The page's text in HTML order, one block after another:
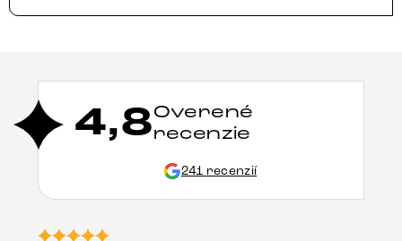
4,8Overené
recenzie
241 recenzií